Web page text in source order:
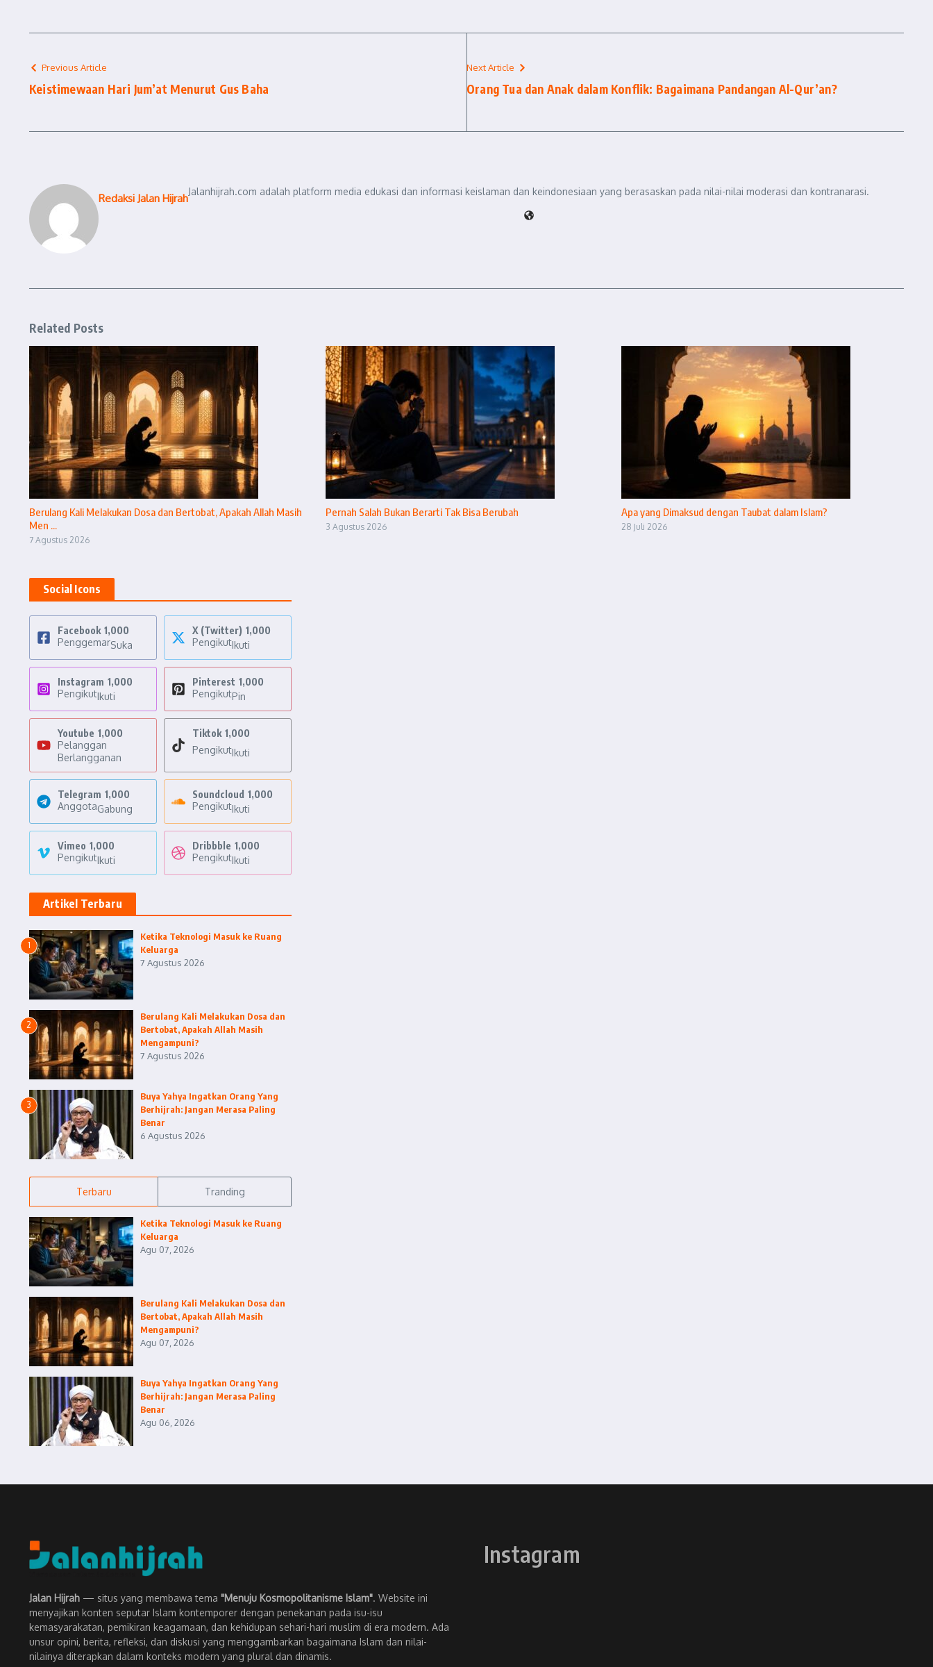
Previous Article
Keistimewaan Hari Jum’at Menurut Gus Baha
Next Article
Orang Tua dan Anak dalam Konflik: Bagaimana Pandangan Al-Qur’an?
Redaksi Jalan Hijrah
Jalanhijrah.com adalah platform media edukasi dan informasi keislaman dan keindonesiaan yang berasaskan pada nilai-nilai moderasi dan kontranarasi.
Related Posts
Berulang Kali Melakukan Dosa dan Bertobat, Apakah Allah Masih
Men ...
7 Agustus 2026
Pernah Salah Bukan Berarti Tak Bisa Berubah
3 Agustus 2026
Apa yang Dimaksud dengan Taubat dalam Islam?
28 Juli 2026
Social Icons
Facebook 1,000
PenggemarSuka
X (Twitter) 1,000
PengikutIkuti
Instagram 1,000
PengikutIkuti
Pinterest 1,000
PengikutPin
Youtube 1,000
Pelanggan
Berlangganan
Tiktok 1,000
PengikutIkuti
Telegram 1,000
AnggotaGabung
Soundcloud 1,000
PengikutIkuti
Vimeo 1,000
PengikutIkuti
Dribbble 1,000
PengikutIkuti
Artikel Terbaru
1
Ketika Teknologi Masuk ke Ruang
Keluarga
7 Agustus 2026
2
Berulang Kali Melakukan Dosa dan
Bertobat, Apakah Allah Masih
Mengampuni?
7 Agustus 2026
3
Buya Yahya Ingatkan Orang Yang
Berhijrah: Jangan Merasa Paling
Benar
6 Agustus 2026
Terbaru Tranding
Ketika Teknologi Masuk ke Ruang
Keluarga
Agu 07, 2026
Berulang Kali Melakukan Dosa dan
Bertobat, Apakah Allah Masih
Mengampuni?
Agu 07, 2026
Buya Yahya Ingatkan Orang Yang
Berhijrah: Jangan Merasa Paling
Benar
Agu 06, 2026
Jalan Hijrah — situs yang membawa tema "Menuju Kosmopolitanisme Islam". Website ini
menyajikan konten seputar Islam kontemporer dengan penekanan pada isu-isu
kemasyarakatan, pemikiran keagamaan, dan kehidupan sehari-hari muslim di era modern. Ada
unsur opini, berita, refleksi, dan diskusi yang menggambarkan bagaimana Islam dan nilai-
nilainya diterapkan dalam konteks modern yang plural dan dinamis.
Instagram